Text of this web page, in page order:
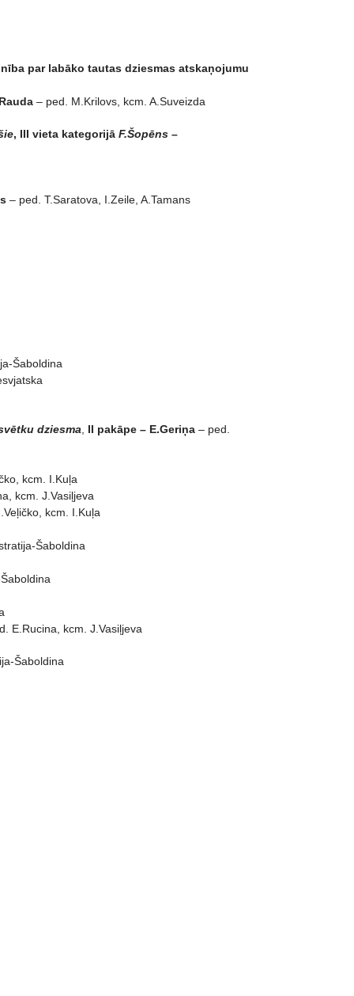
par labāko tautas dziesmas atskaņojumu
– ped. M.Krilovs, kcm. A.Suveizda
, III vieta kategorijā F.Šopēns –
– ped. T.Saratova, I.Zeile, A.Tamans
Šaboldina
dziesma II pakāpe – E.Geriņa – ped.
kcm. I.Kuļa
kcm. J.Vasiļjeva
kcm. I.Kuļa
Šaboldina
E.Rucina, kcm. J.Vasiļjeva
Šaboldina